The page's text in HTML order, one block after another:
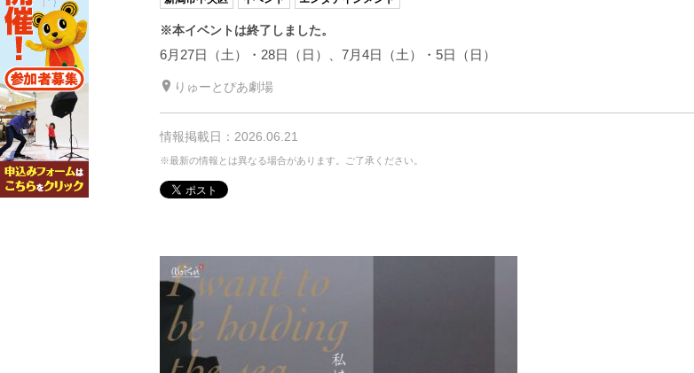
※本イベントは終了しました。
6月27日（土）・28日（日）、7月4日（土）・5日（日）
りゅーとぴあ劇場
情報掲載日：2026.06.21
※最新の情報とは異なる場合があります。ご了承ください。